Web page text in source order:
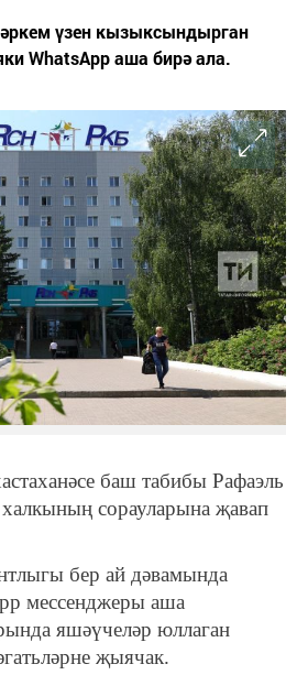
үзен кызыксындырган
WhatsApp аша бирә ала.
баш табибы Рафаэль
сорауларына җавап
бер ай дәвамында
мессенджеры аша
яшәүчеләр юллаган
җыячак.